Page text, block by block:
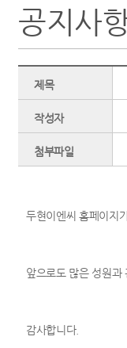
공지사
제목
작성자
첨부파일
두현이엔씨 홈페이지
앞으로도 많은 성원과
감사합니다.